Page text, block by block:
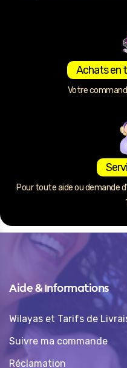
Achats en
Votre
Pour toute aide ou demande
Aide & Informations
Wilayas et Tarifs de
Suivre ma commande
Réclamation